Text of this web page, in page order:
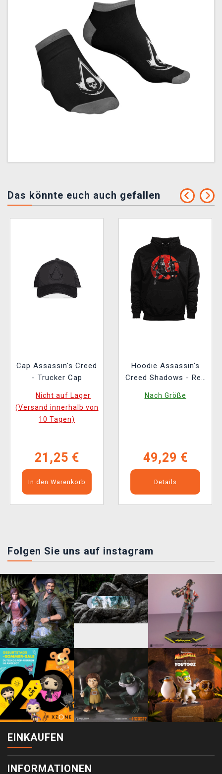
Das könnte euch auch gefallen
Cap Assassin's Creed
- Trucker Cap
Nicht auf Lager
(Versand innerhalb von
10 Tagen)
21,25 €
In den Warenkorb
Hoodie Assassin's
Creed Shadows - Red
Nach Größe
49,29 €
Details
Folgen Sie uns auf instagram
EINKAUFEN
INFORMATIONEN